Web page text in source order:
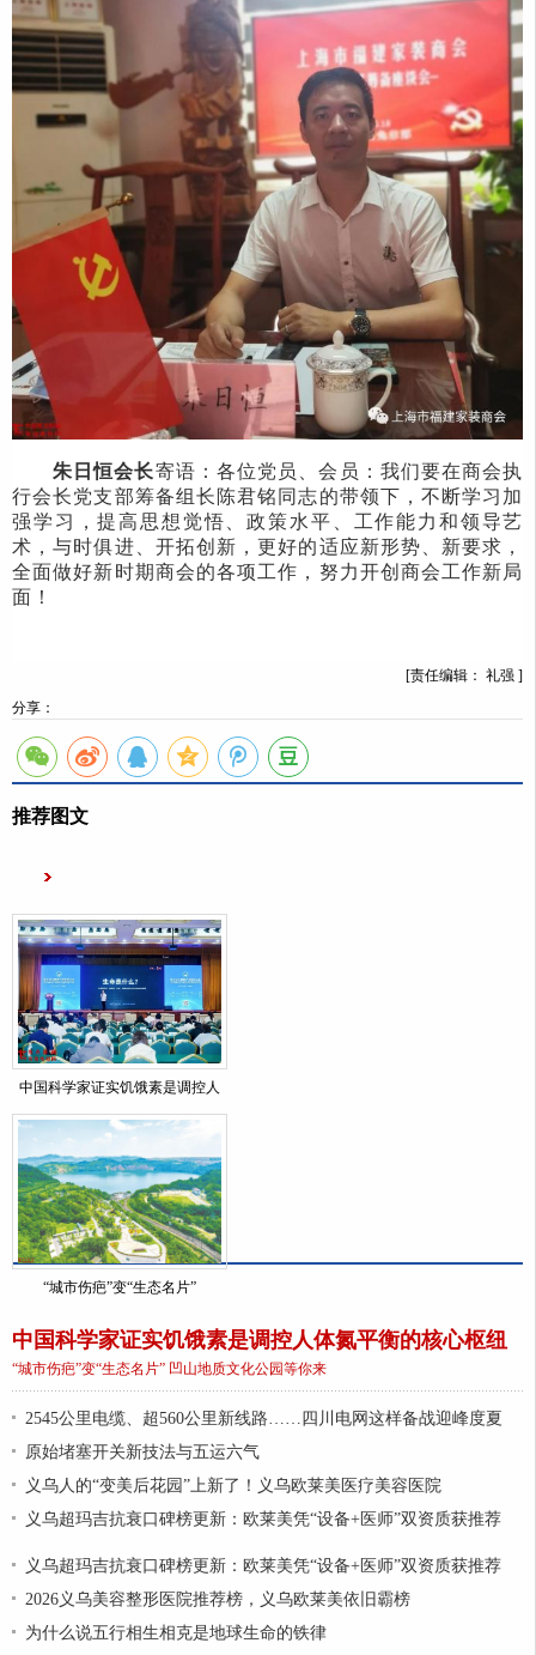
朱日恒会长寄语：各位党员、会员：我们要在商会执
行会长党支部筹备组长陈君铭同志的带领下，不断学习加
强学习，提高思想觉悟、政策水平、工作能力和领导艺
术，与时俱进、开拓创新，更好的适应新形势、新要求，
全面做好新时期商会的各项工作，努力开创商会工作新局
面！
[责任编辑： 礼强 ]
分享：
推荐图文
中国科学家证实饥饿素是调控人
“城市伤疤”变“生态名片”
中国科学家证实饥饿素是调控人体氮平衡的核心枢纽
“城市伤疤”变“生态名片” 凹山地质文化公园等你来
2545公里电缆、超560公里新线路……四川电网这样备战迎峰度夏
原始堵塞开关新技法与五运六气
义乌人的“变美后花园”上新了！义乌欧莱美医疗美容医院
义乌超玛吉抗衰口碑榜更新：欧莱美凭“设备+医师”双资质获推荐
义乌超玛吉抗衰口碑榜更新：欧莱美凭“设备+医师”双资质获推荐
2026义乌美容整形医院推荐榜，义乌欧莱美依旧霸榜
为什么说五行相生相克是地球生命的铁律